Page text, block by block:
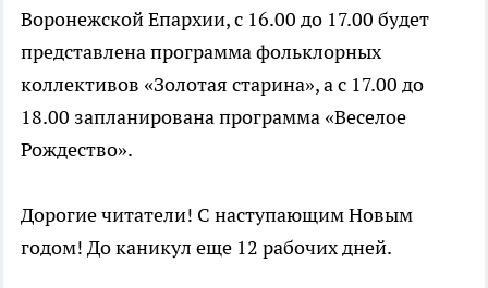
Воронежской Епархии, с 16.00 до 17.00 будет
представлена программа фольклорных
коллективов «Золотая старина», а с 17.00 до
18.00 запланирована программа «Веселое
Рождество».
Дорогие читатели! С наступающим Новым
годом! До каникул еще 12 рабочих дней.